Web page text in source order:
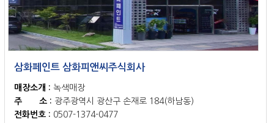
삼화페인트 삼화피앤씨주식회사
매장소개 : 녹색매장
주 소 : 광주광역시 광산구 손재로 184(하남동)
전화번호 : 0507-1374-0477